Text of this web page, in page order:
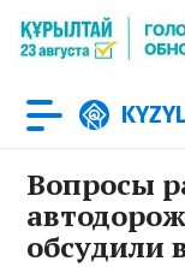
Вопросы
обсудили